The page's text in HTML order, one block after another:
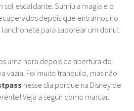
sol escaldante. Sumiu a magia e o
depois que entramos no
para saborear um donut
uma hora depois da abertura do
vazia. Foi muito tranquilo, mas não
nesse dia porque na Disney de
Veja a seguir como marcar.